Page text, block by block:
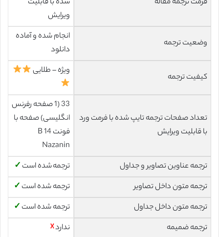
ویرایش
وضعیت ترجمه
انجام شده و آماده
دانلود
کیفیت ترجمه
ویژه – طلایی
تعداد صفحات ترجمه تایپ شده با فرمت ورد
با قابلیت ویرایش
33 (1 صفحه رفرنس
انگلیسی) صفحه با
فونت 14 B
Nazanin
ترجمه عناوین تصاویر و جداول
ترجمه شده است ✓
ترجمه متون داخل تصاویر
ترجمه شده است ✓
ترجمه متون داخل جداول
ترجمه شده است ✓
ترجمه ضمیمه
ندارد☓